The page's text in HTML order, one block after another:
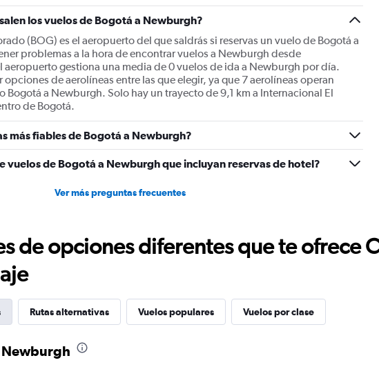
Y
axis
displaying
Number
of
flights.
Range:
0
to
60.
los vuelos de Bogotá a Newburgh?
(BOG) es el aeropuerto del que saldrás si reservas un vuelo de Bogotá a
problemas a la hora de encontrar vuelos a Newburgh desde
aeropuerto gestiona una media de 0 vuelos de ida a Newburgh por día.
de aerolíneas entre las que elegir, ya que 7 aerolíneas operan
Bogotá a Newburgh. Solo hay un trayecto de 9,1 km a Internacional El
de Bogotá.
más fiables de Bogotá a Newburgh?
vuelos de Bogotá a Newburgh que incluyan reservas de hotel?
Ver más preguntas frecuentes
de opciones diferentes que te ofrece
Rutas alternativas Vuelos populares Vuelos por clase
Newburgh